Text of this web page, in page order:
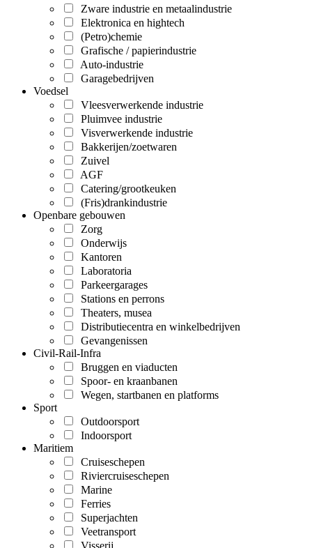
Zware industrie en metaalindustrie
Elektronica en hightech
(Petro)chemie
Grafische / papierindustrie
Auto-industrie
Garagebedrijven
Voedsel
Vleesverwerkende industrie
Pluimvee industrie
Visverwerkende industrie
Bakkerijen/zoetwaren
Zuivel
AGF
Catering/grootkeuken
(Fris)drankindustrie
Openbare gebouwen
Zorg
Onderwijs
Kantoren
Laboratoria
Parkeergarages
Stations en perrons
Theaters, musea
Distributiecentra en winkelbedrijven
Gevangenissen
Civil-Rail-Infra
Bruggen en viaducten
Spoor- en kraanbanen
Wegen, startbanen en platforms
Sport
Outdoorsport
Indoorsport
Maritiem
Cruiseschepen
Riviercruiseschepen
Marine
Ferries
Superjachten
Veetransport
Visserij